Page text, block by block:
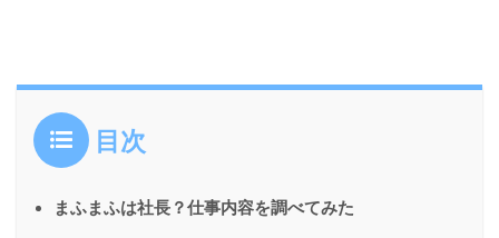
目次
まふまふは社長？仕事内容を調べてみた